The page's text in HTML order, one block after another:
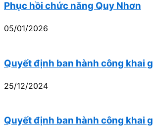
Phục hồi chức năng Quy Nhơn
05/01/2026
Quyết định ban hành công khai
25/12/2024
Quyết định ban hành công khai